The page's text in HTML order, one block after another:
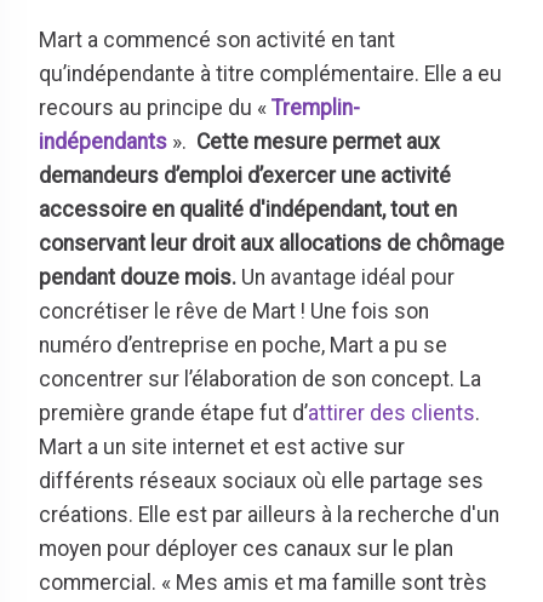
Mart a commencé son activité en tant
qu’indépendante à titre complémentaire. Elle a eu
recours au principe du « Tremplin-
indépendants ». Cette mesure permet aux
demandeurs d’emploi d’exercer une activité
accessoire en qualité d'indépendant, tout en
conservant leur droit aux allocations de chômage
pendant douze mois. Un avantage idéal pour
concrétiser le rêve de Mart ! Une fois son
numéro d’entreprise en poche, Mart a pu se
concentrer sur l’élaboration de son concept. La
première grande étape fut d’attirer des clients.
Mart a un site internet et est active sur
différents réseaux sociaux où elle partage ses
créations. Elle est par ailleurs à la recherche d'un
moyen pour déployer ces canaux sur le plan
commercial. « Mes amis et ma famille sont très